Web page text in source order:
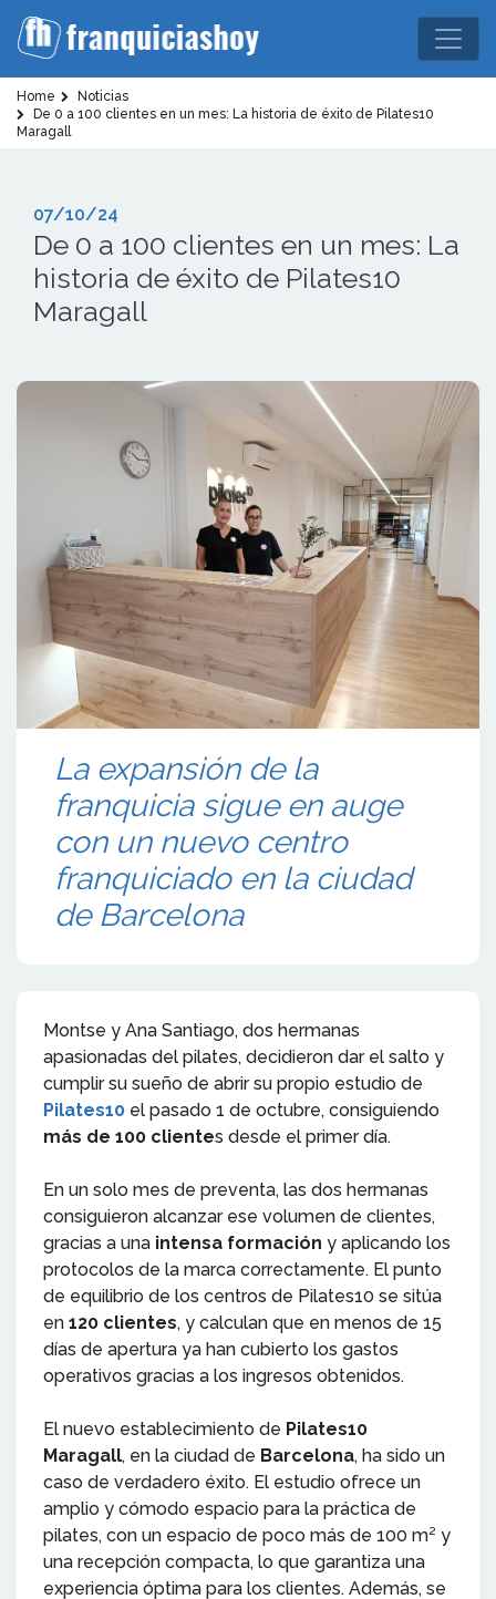
Home
Noticias
De 0 a 100 clientes en un mes: La historia de éxito de Pilates10
Maragall
07/10/24
De 0 a 100 clientes en un mes: La
historia de éxito de Pilates10
Maragall
La expansión de la
franquicia sigue en auge
con un nuevo centro
franquiciado en la ciudad
de Barcelona
Montse y Ana Santiago, dos hermanas
apasionadas del pilates, decidieron dar el salto y
cumplir su sueño de abrir su propio estudio de
Pilates10 el pasado 1 de octubre, consiguiendo
más de 100 clientes desde el primer día.
En un solo mes de preventa, las dos hermanas
consiguieron alcanzar ese volumen de clientes,
gracias a una intensa formación y aplicando los
protocolos de la marca correctamente. El punto
de equilibrio de los centros de Pilates10 se sitúa
en 120 clientes, y calculan que en menos de 15
días de apertura ya han cubierto los gastos
operativos gracias a los ingresos obtenidos.
El nuevo establecimiento de Pilates10
Maragall, en la ciudad de Barcelona, ha sido un
caso de verdadero éxito. El estudio ofrece un
amplio y cómodo espacio para la práctica de
pilates, con un espacio de poco más de 100 m² y
una recepción compacta, lo que garantiza una
experiencia óptima para los clientes. Además, se